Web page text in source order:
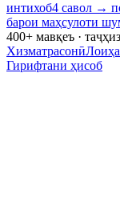
интихоб4 савол →
барои маҳсулоти
400+ мавқеъ ·
Хизматрасонӣ
Гирифтани ҳисоб